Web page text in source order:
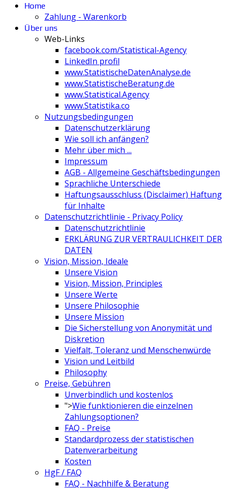
Home
Zahlung - Warenkorb
Über uns
Web-Links
facebook.com/Statistical-Agency
LinkedIn profil
www.StatistischeDatenAnalyse.de
www.StatistischeBeratung.de
www.Statistical.Agency
www.Statistika.co
Nutzungsbedingungen
Datenschutzerklärung
Wie soll ich anfängen?
Mehr über mich ...
Impressum
AGB - Allgemeine Geschäftsbedingungen
Sprachliche Unterschiede
Haftungsausschluss (Disclaimer) Haftung
für Inhalte
Datenschutzrichtlinie - Privacy Policy
Datenschutzrichtlinie
ERKLÄRUNG ZUR VERTRAULICHKEIT DER
DATEN
Vision, Mission, Ideale
Unsere Vision
Vision, Mission, Principles
Unsere Werte
Unsere Philosophie
Unsere Mission
Die Sicherstellung von Anonymität und
Diskretion
Vielfalt, Toleranz und Menschenwürde
Vision und Leitbild
Philosophy
Preise, Gebühren
Unverbindlich und kostenlos
">Wie funktionieren die einzelnen
Zahlungsoptionen?
FAQ - Preise
Standardprozess der statistischen
Datenverarbeitung
Kosten
HgF / FAQ
FAQ - Nachhilfe & Beratung